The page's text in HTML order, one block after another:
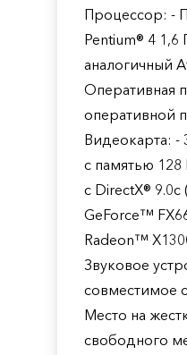
Процессор: -
Pentium® 4 1,6
аналогичный
Оперативная
оперативной
Видеокарта: -
с памятью
с DirectX® 9.0с
GeForce™
Radeon™
Звуковое
совместимое
Место на
свободного